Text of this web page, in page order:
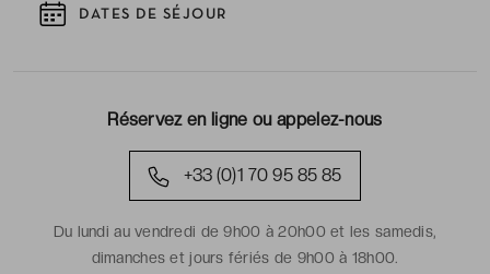
DATES DE SÉJOUR
Réservez en ligne ou appelez-nous
+33 (0)1 70 95 85 85
Du lundi au vendredi de 9h00 à 20h00 et les samedis,
dimanches et jours fériés de 9h00 à 18h00.